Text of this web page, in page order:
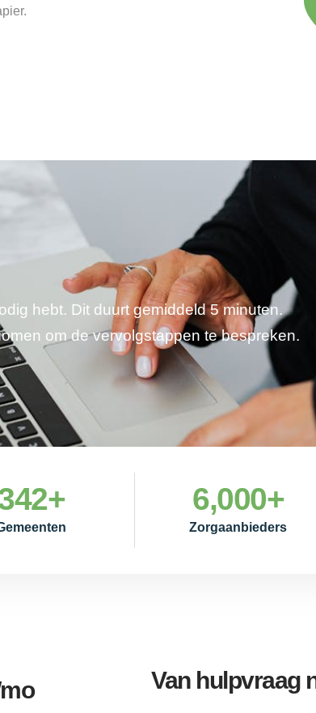
hebt. Dit duurt gemiddeld 5 minuten.
om de vervolgstappen te bespreken.
+
Zorgaanbieders
6,000+
Van hulpvraag